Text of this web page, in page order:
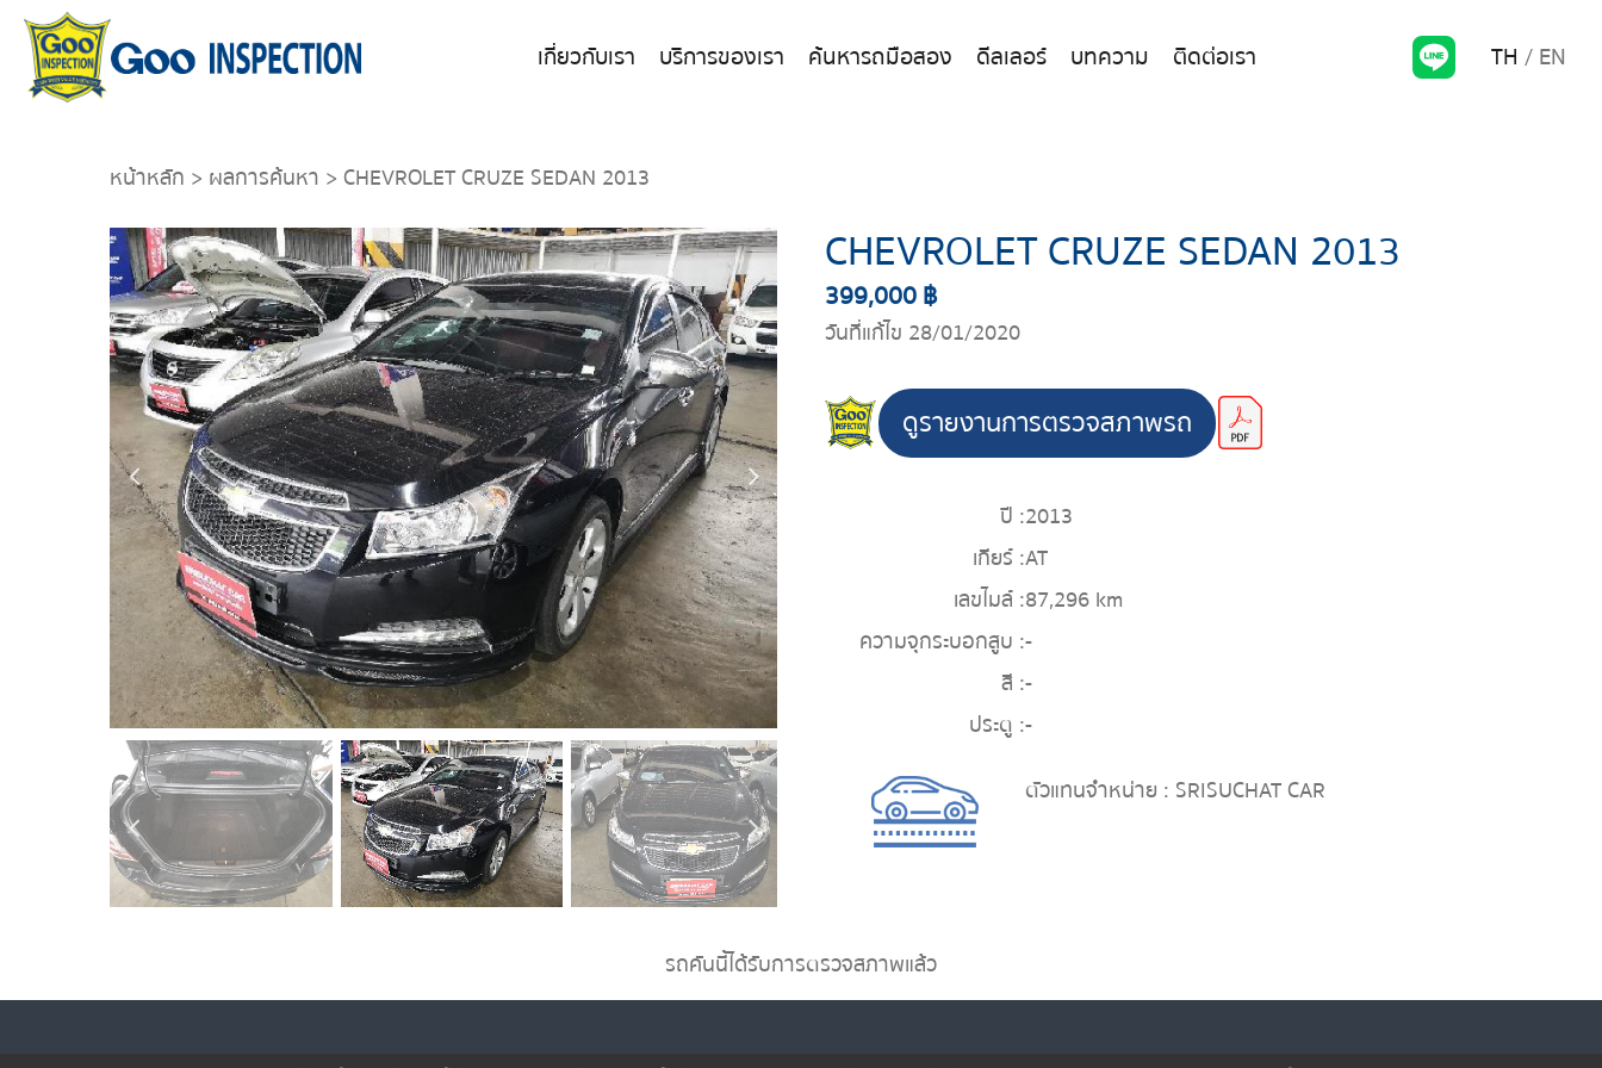
เกี่ยวกับเรา บริการของเรา ค้นหารถมือสอง ดีลเลอร์ บทความ ติดต่อเรา TH EN
หน้าหลัก > ผลการค้นหา > CHEVROLET CRUZE SEDAN 2013
CHEVROLET CRUZE SEDAN 2013
399,000 ฿
วันที่แก้ไข 28/01/2020
ดูรายงานการตรวจสภาพรถ
ปี :2013
เกียร์ :AT
เลขไมล์ :87,296 km
ความจุกระบอกสูบ :-
สี :-
ประตู :-
ตัวแทนจำหน่าย : SRISUCHAT CAR
รถคันนี้ได้รับการตรวจสภาพแล้ว